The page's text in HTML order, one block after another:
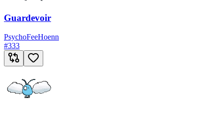
Guardevoir
PsychoFeeHoenn
#333